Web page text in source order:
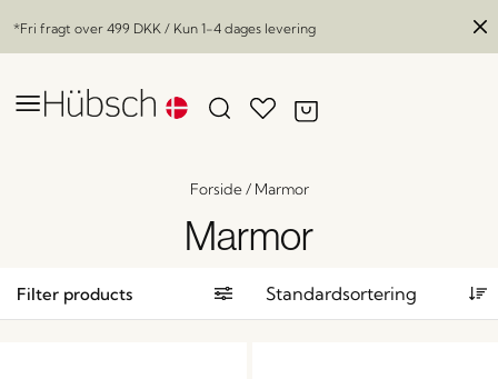
*Fri fragt over 499 DKK / Kun 1-4 dages levering
Forside/ Marmor
Marmor
Filter products